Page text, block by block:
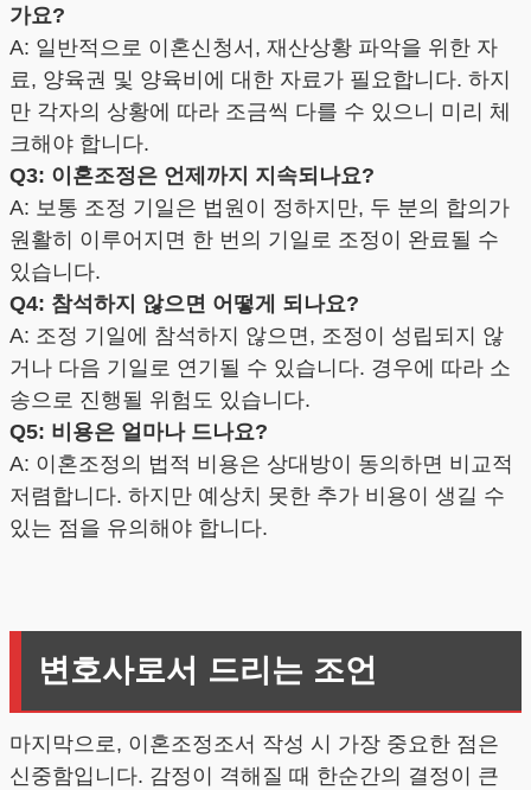
가요?
A: 일반적으로 이혼신청서, 재산상황 파악을 위한 자
료, 양육권 및 양육비에 대한 자료가 필요합니다. 하지
만 각자의 상황에 따라 조금씩 다를 수 있으니 미리 체
크해야 합니다.
Q3: 이혼조정은 언제까지 지속되나요?
A: 보통 조정 기일은 법원이 정하지만, 두 분의 합의가
원활히 이루어지면 한 번의 기일로 조정이 완료될 수
있습니다.
Q4: 참석하지 않으면 어떻게 되나요?
A: 조정 기일에 참석하지 않으면, 조정이 성립되지 않
거나 다음 기일로 연기될 수 있습니다. 경우에 따라 소
송으로 진행될 위험도 있습니다.
Q5: 비용은 얼마나 드나요?
A: 이혼조정의 법적 비용은 상대방이 동의하면 비교적
저렴합니다. 하지만 예상치 못한 추가 비용이 생길 수
있는 점을 유의해야 합니다.
변호사로서 드리는 조언
마지막으로, 이혼조정조서 작성 시 가장 중요한 점은
신중함입니다. 감정이 격해질 때 한순간의 결정이 큰